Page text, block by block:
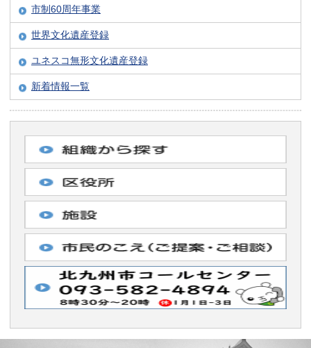
市制60周年事業
世界文化遺産登録
ユネスコ無形文化遺産登録
新着情報一覧